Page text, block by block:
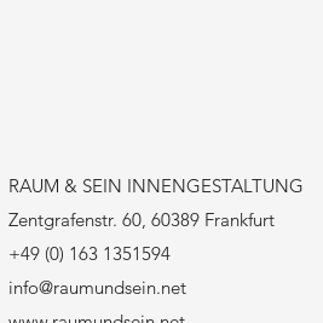
RAUM & SEIN INNENGESTALTUNG
Zentgrafenstr. 60, 60389 Frankfurt
+49 (0) 163 1351594
info@raumundsein.net